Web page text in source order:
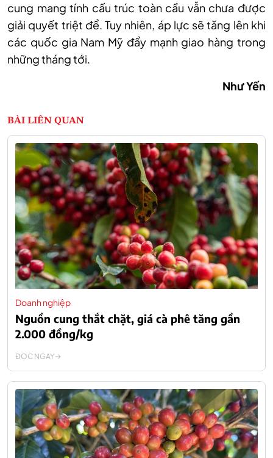
cung mang tính cấu trúc toàn cầu vẫn chưa được
giải quyết triệt để. Tuy nhiên, áp lực sẽ tăng lên khi
các quốc gia Nam Mỹ đẩy mạnh giao hàng trong
nhữngtháng tới.
Như Yến
BÀI LIÊN QUAN
Doanh nghiệp
Nguồn cung thắt chặt, giá cà phê tăng gần
2.000 đồng/kg
ĐỌC NGAY